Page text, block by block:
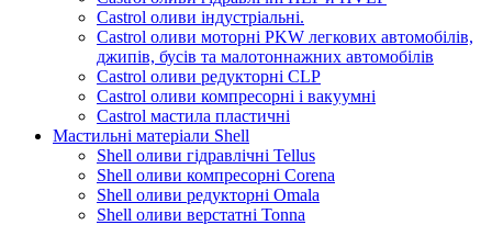
Castrol оливи індустріальні.
Castrol оливи моторні PKW легкових автомобілів,
джипів, бусів та малотоннажних автомобілів
Castrol оливи редукторні CLP
Castrol оливи компресорні і вакуумні
Castrol мастила пластичні
Мастильні матеріали Shell
Shell оливи гідравлічні Tellus
Shell оливи компресорні Corena
Shell оливи редукторні Omala
Shell оливи верстатні Tonna